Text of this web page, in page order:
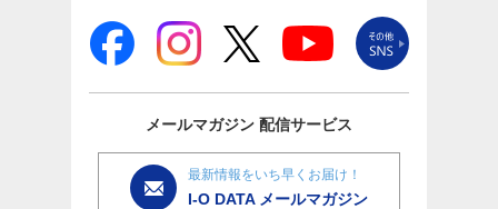
メールマガジン 配信サービス
最新情報をいち早くお届け！
I-O DATA メールマガジン